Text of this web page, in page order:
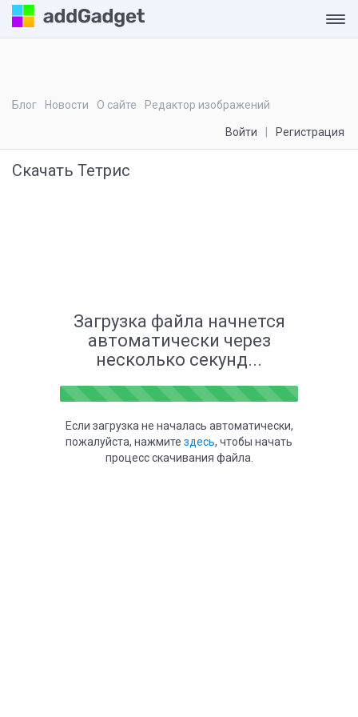
Блог Новости О сайте Редактор изображений
Войти Регистрация
Скачать Тетрис
Загрузка файла начнется
автоматически через
несколько секунд...
Если загрузка не началась автоматически,
пожалуйста, нажмите здесь, чтобы начать
процесс скачивания файла.